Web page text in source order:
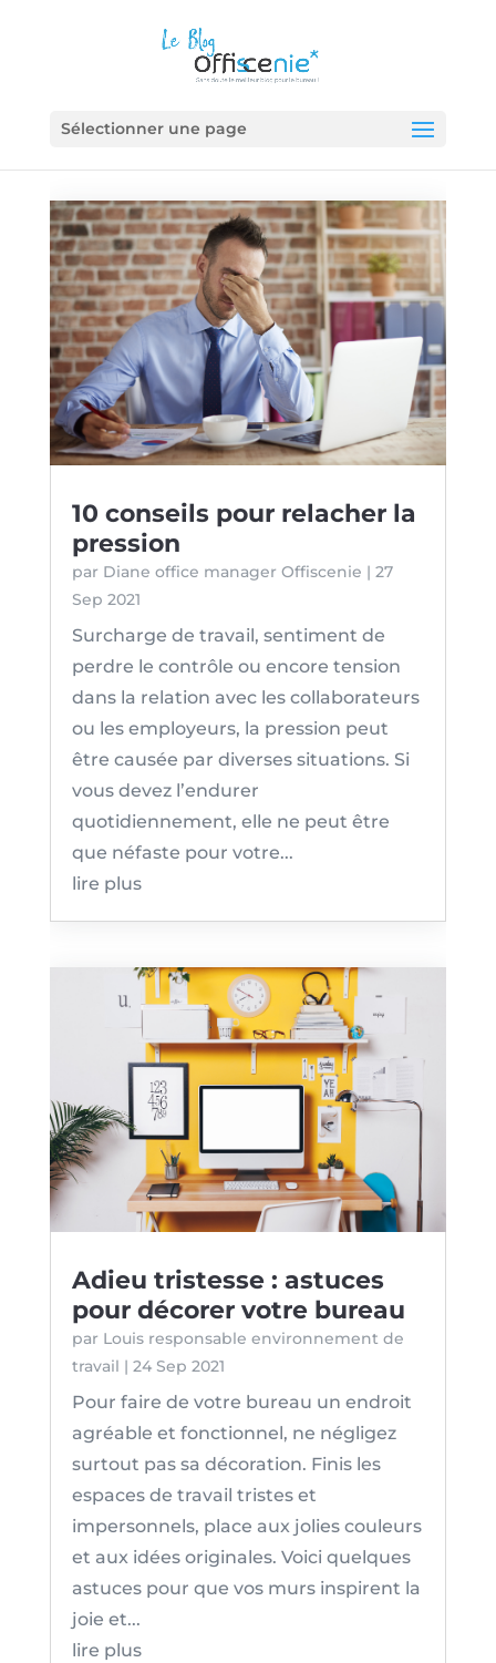
Sélectionner une page
10 conseils pour relacher la
pression
par Diane office manager Offiscenie | 27
Sep 2021
Surcharge de travail, sentiment de
perdre le contrôle ou encore tension
dans la relation avec les collaborateurs
ou les employeurs, la pression peut
être causée par diverses situations. Si
vous devez l’endurer
quotidiennement, elle ne peut être
que néfaste pour votre...
lire plus
Adieu tristesse : astuces
pour décorer votre bureau
par Louis responsable environnement de
travail | 24 Sep 2021
Pour faire de votre bureau un endroit
agréable et fonctionnel, ne négligez
surtout pas sa décoration. Finis les
espaces de travail tristes et
impersonnels, place aux jolies couleurs
et aux idées originales. Voici quelques
astuces pour que vos murs inspirent la
joie et...
lire plus